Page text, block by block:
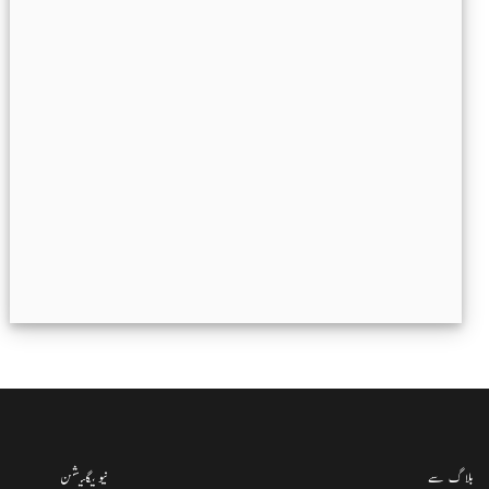
بلاگ سے
نیویگیشن